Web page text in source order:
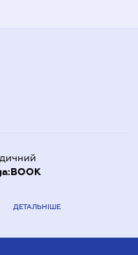
ДЕТАЛЬНІШЕ